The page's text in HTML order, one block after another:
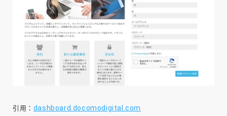
引用： dashboard.docomodigital.com